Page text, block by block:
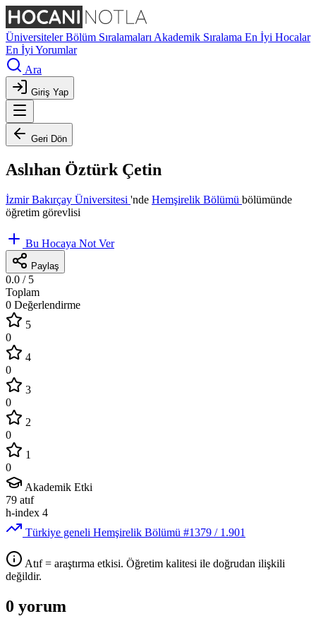
ÜniversitelerBölüm Sıralamaları Akademik Sıralama En İyi Hocalar
En İyi Yorumlar
Ara
Giriş Yap
Geri Dön
Aslıhan Öztürk Çetin
İzmir Bakırçay Üniversitesi 'nde Hemşirelik Bölümü bölümünde
öğretim görevlisi
Bu Hocaya Not Ver
Paylaş
0.0 / 5
Toplam
0 Değerlendirme
5
0
4
0
3
0
2
0
1
0
Akademik Etki
79 atıf
h-index 4
Türkiye geneli Hemşirelik Bölümü #1379 / 1.901
Atıf = araştırma etkisi. Öğretim kalitesi ile doğrudan ilişkili
değildir.
0 yorum